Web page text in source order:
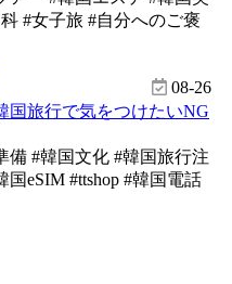
#女子旅 #自分へのご褒
08-26
国旅行で気をつけたいNG
備 #韓国文化 #韓国旅行注
eSIM #ttshop #韓国電話